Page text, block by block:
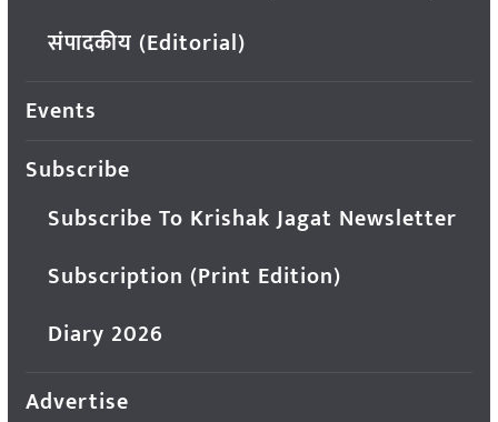
संपादकीय (Editorial)
Events
Subscribe
Subscribe To Krishak Jagat Newsletter
Subscription (Print Edition)
Diary 2026
Advertise